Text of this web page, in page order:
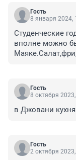
Гость
8 января 2024,
Студенческие
вполне можно
Гость
8 октября
в Джовани
Гость
2 октября